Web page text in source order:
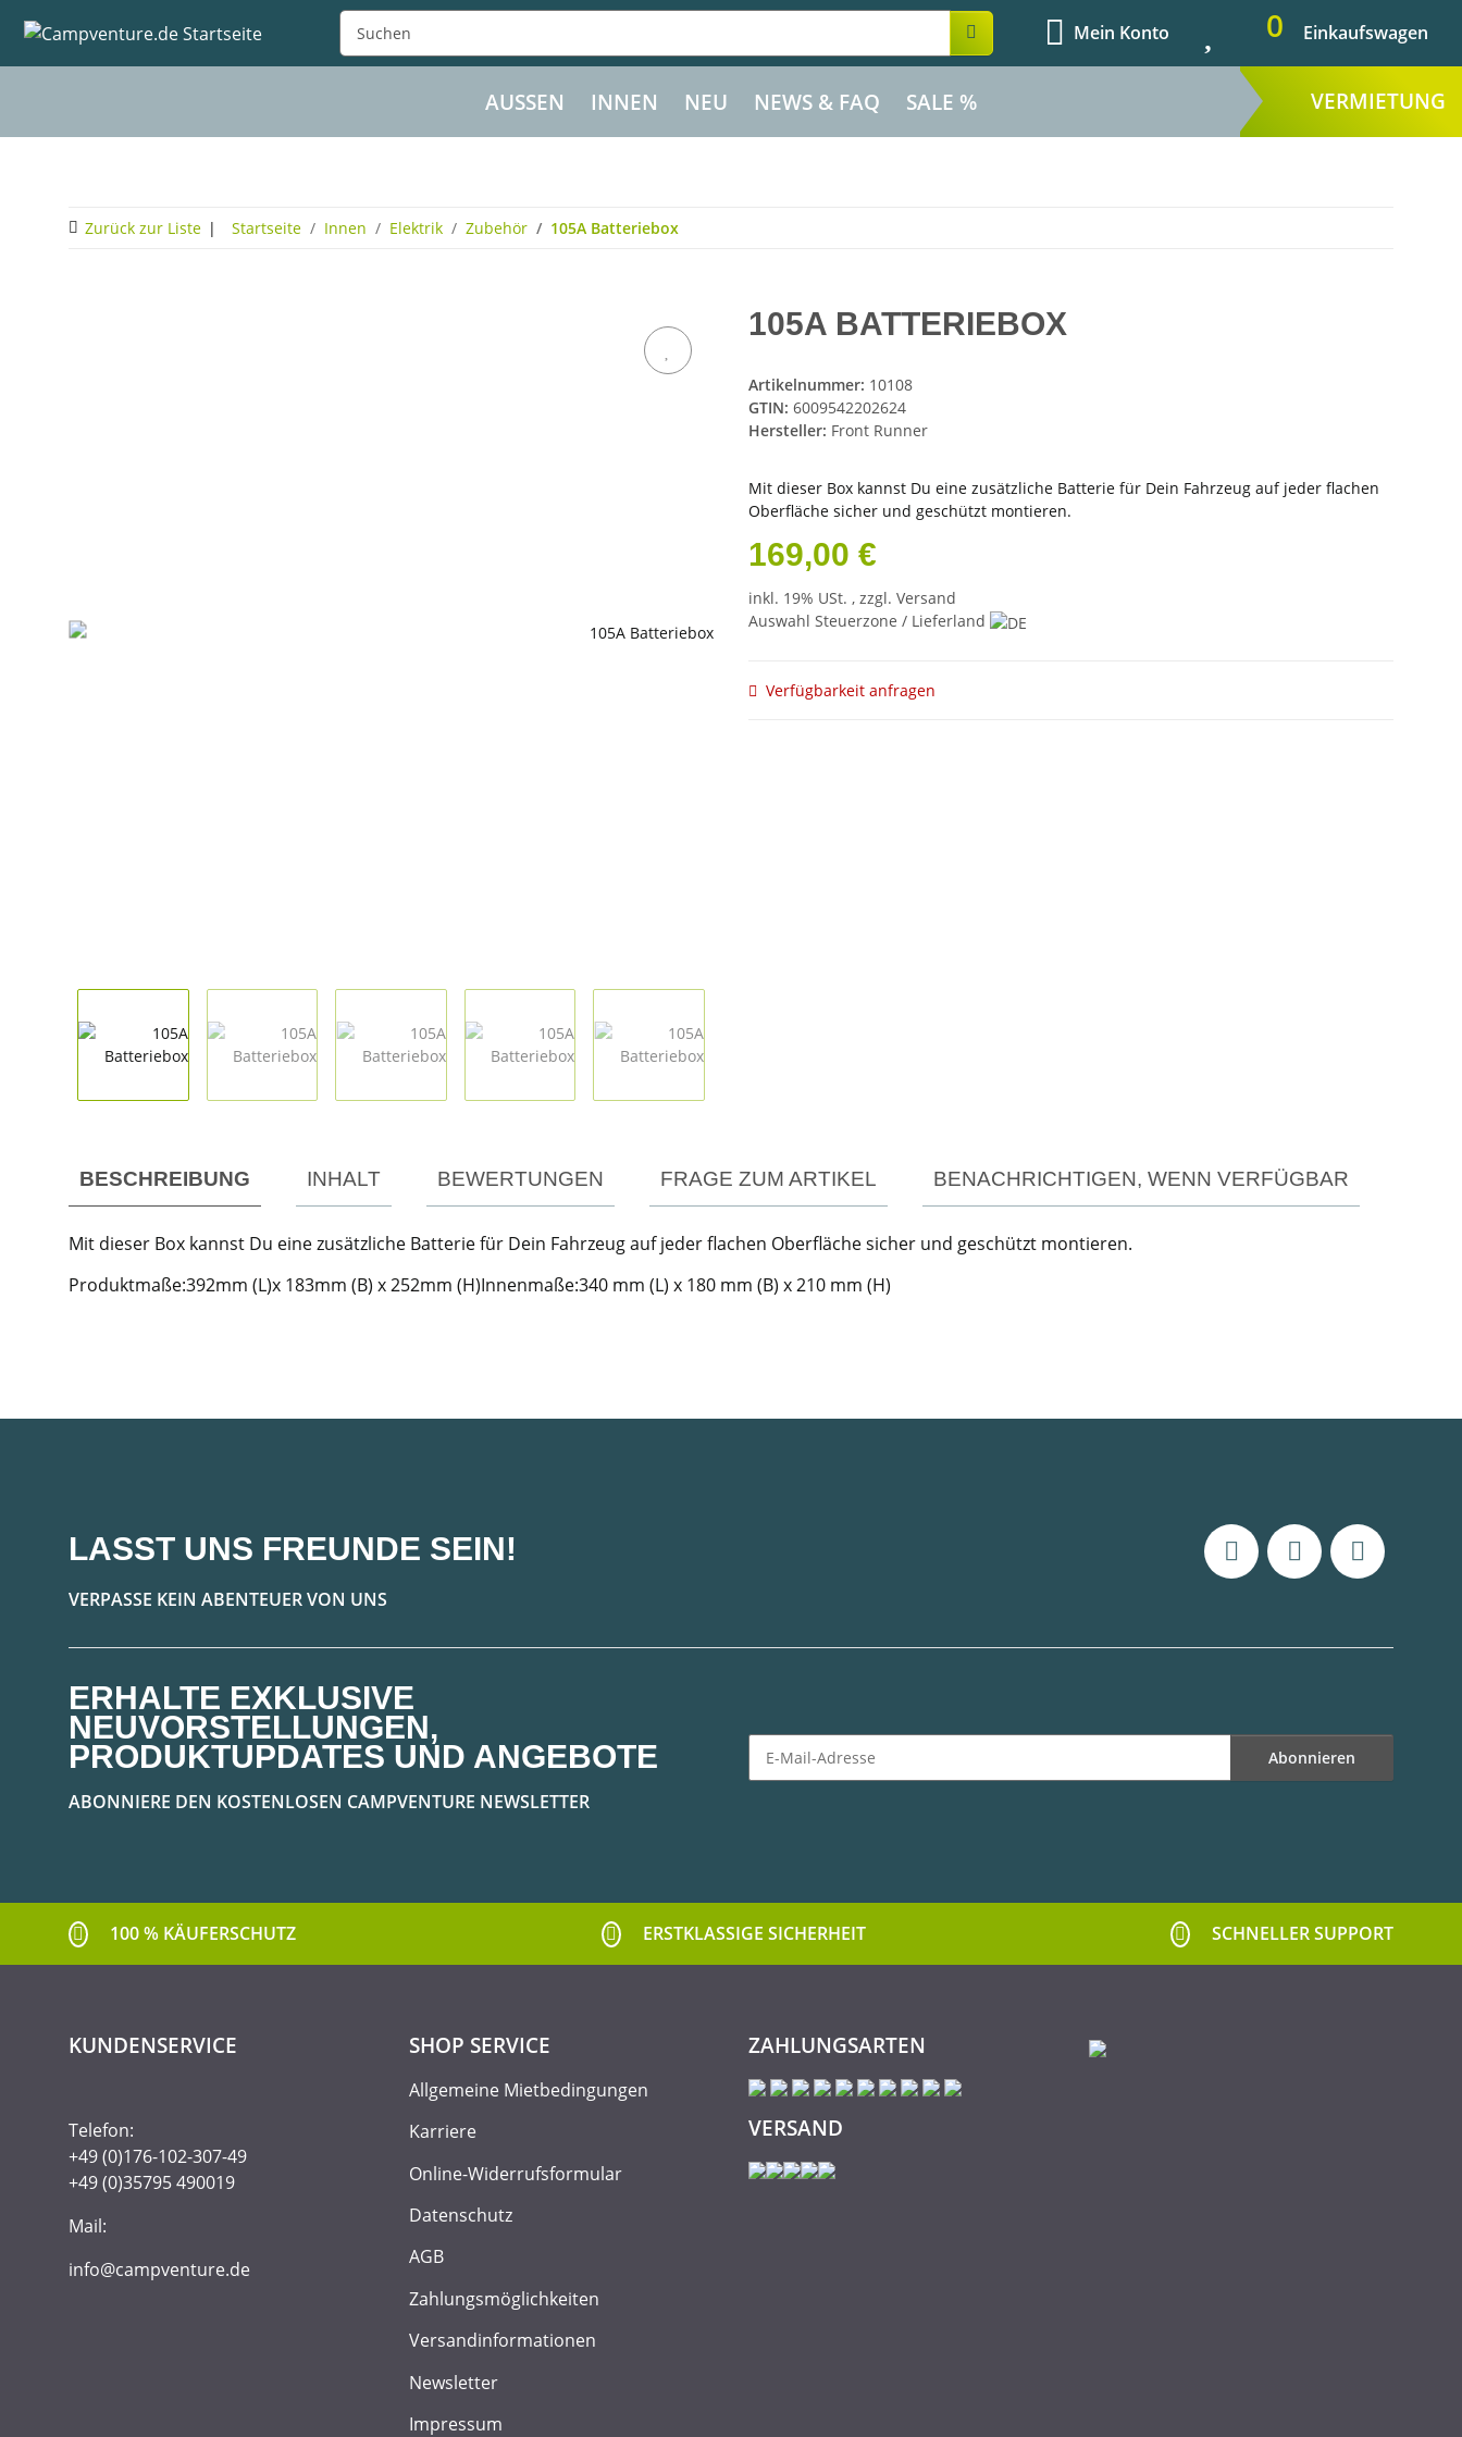
Mein Konto 0 Einkaufswagen
AUSSEN INNEN NEU NEWS & FAQ SALE % VERMIETUNG
Zurück zur Liste Startseite Innen Elektrik Zubehör 105A Batteriebox
105A BATTERIEBOX
Artikelnummer: 10108
GTIN: 6009542202624
Hersteller: Front Runner
Mit dieser Box kannst Du eine zusätzliche Batterie für Dein Fahrzeug auf jeder flachen
Oberfläche sicher und geschützt montieren.
169,00 €
inkl. 19% USt. , zzgl. Versand
Auswahl Steuerzone / Lieferland
Verfügbarkeit anfragen
BESCHREIBUNG INHALT BEWERTUNGEN FRAGE ZUM ARTIKEL BENACHRICHTIGEN, WENN VERFÜGBAR
Mit dieser Box kannst Du eine zusätzliche Batterie für Dein Fahrzeug auf jeder flachen Oberfläche sicher und geschützt montieren.
Produktmaße:392mm (L)x 183mm (B) x 252mm (H)Innenmaße:340 mm (L) x 180 mm (B) x 210 mm (H)
LASST UNS FREUNDE SEIN!
VERPASSE KEIN ABENTEUER VON UNS
ERHALTE EXKLUSIVE
NEUVORSTELLUNGEN,
PRODUKTUPDATES UND ANGEBOTE
ABONNIERE DEN KOSTENLOSEN CAMPVENTURE NEWSLETTER
Abonnieren
100 % KÄUFERSCHUTZ ERSTKLASSIGE SICHERHEIT SCHNELLER SUPPORT
KUNDENSERVICE
Telefon:
+49 (0)176-102-307-49
+49 (0)35795 490019
Mail:
info@campventure.de
SHOP SERVICE
Allgemeine Mietbedingungen
Karriere
Online-Widerrufsformular
Datenschutz
AGB
Zahlungsmöglichkeiten
Versandinformationen
Newsletter
Impressum
ZAHLUNGSARTEN
VERSAND